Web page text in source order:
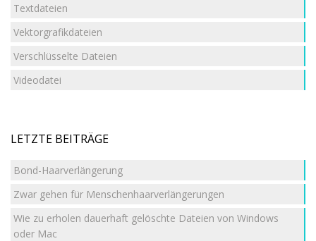
Textdateien
Vektorgrafikdateien
Verschlüsselte Dateien
Videodatei
LETZTE BEITRÄGE
Bond-Haarverlängerung
Zwar gehen für Menschenhaarverlängerungen
Wie zu erholen dauerhaft gelöschte Dateien von Windows
oder Mac